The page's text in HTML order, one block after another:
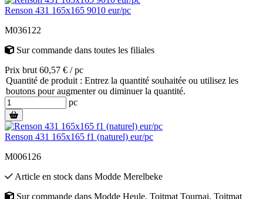
Renson 431 165x165 9010 eur/pc
M036122
Sur commande dans toutes les filiales
Prix brut 60,57 € / pc
Quantité de produit : Entrez la quantité souhaitée ou utilisez les
boutons pour augmenter ou diminuer la quantité.
pc
Renson 431 165x165 f1 (naturel) eur/pc
M006126
Article en stock dans Modde Merelbeke
Sur commande dans Modde Heule, Toitmat Tournai, Toitmat